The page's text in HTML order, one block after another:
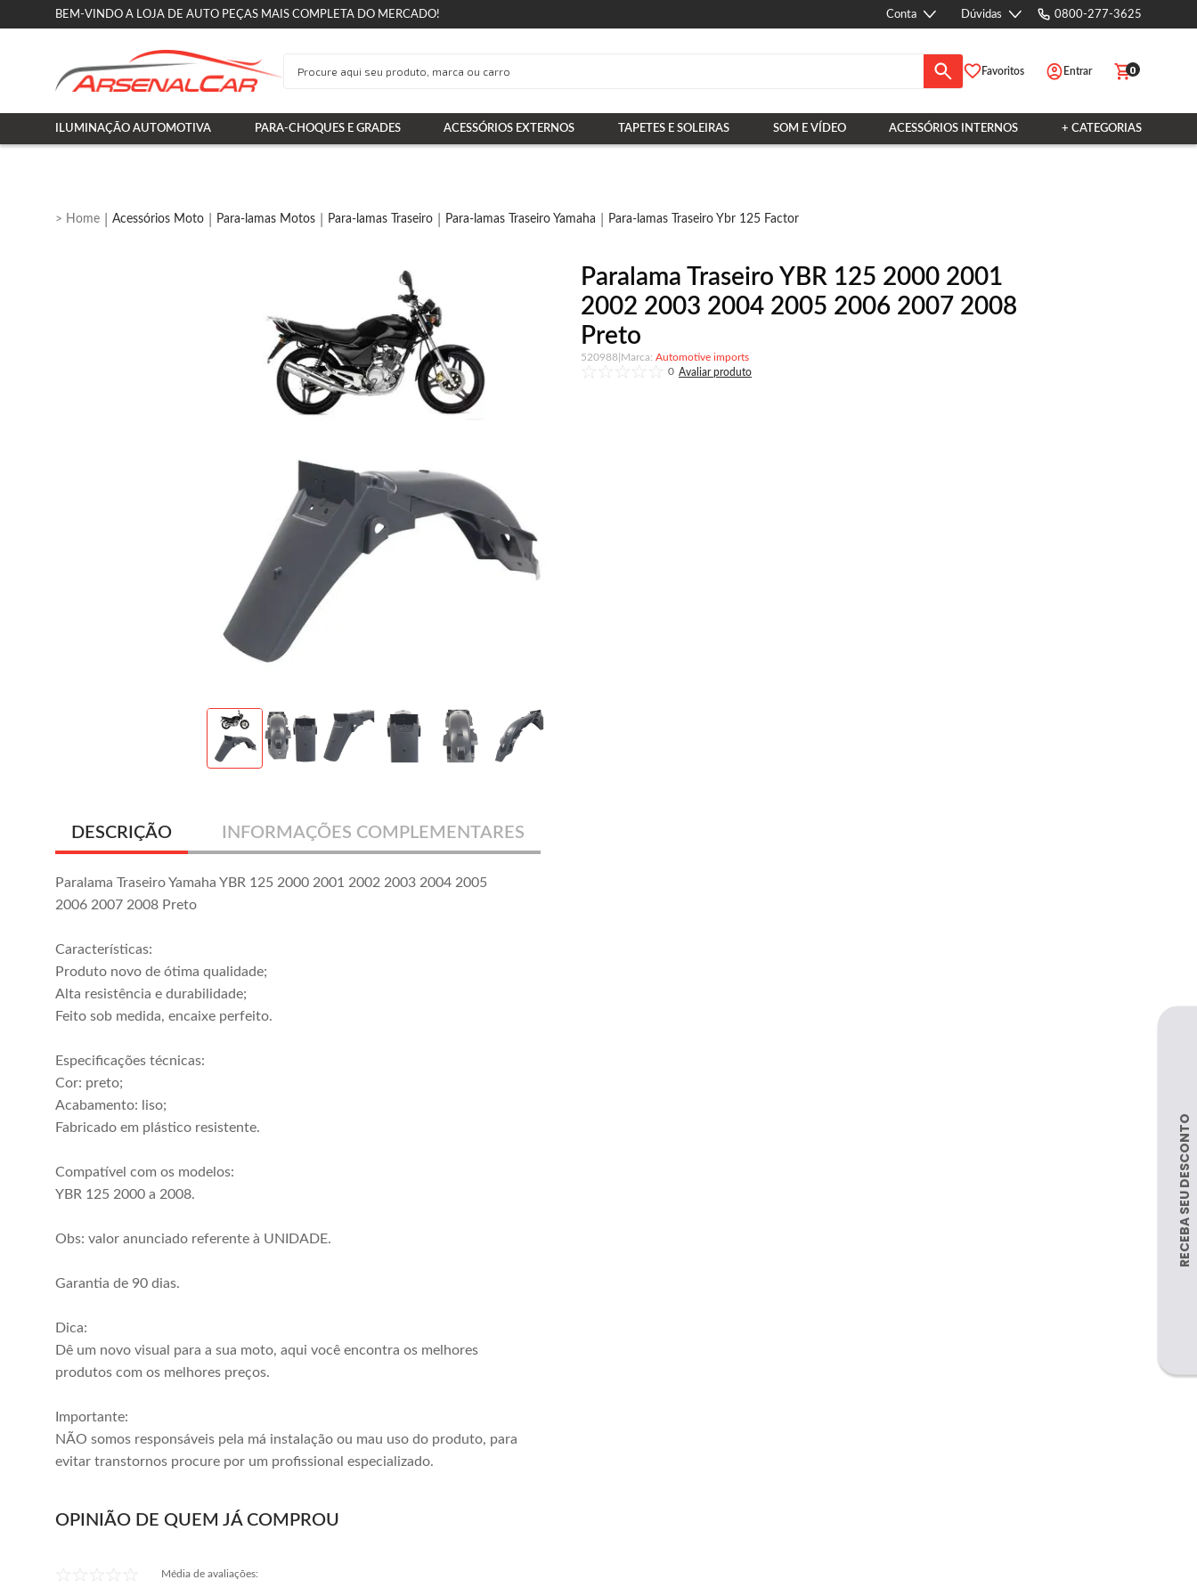
BEM-VINDO A LOJA DE AUTO PEÇAS MAIS COMPLETA DO MERCADO! Conta Dúvidas 0800-277-3625
Favoritos Entrar 0
ILUMINAÇÃO AUTOMOTIVA PARA-CHOQUES E GRADES ACESSÓRIOS EXTERNOS TAPETES E SOLEIRAS SOM E VÍDEO ACESSÓRIOS INTERNOS + CATEGORIAS
Acessórios Moto Para-lamas Motos Para-lamas Traseiro Para-lamas Traseiro Yamaha Para-lamas Traseiro Ybr 125 Factor
Paralama Traseiro YBR 125 2000 2001
2002 2003 2004 2005 2006 2007 2008
Preto
520988
Automotive imports
0
DESCRIÇÃO INFORMAÇÕES COMPLEMENTARES
Paralama Traseiro Yamaha YBR 125 2000 2001 2002 2003 2004 2005
2006 2007 2008 Preto
Características:
Produto novo de ótima qualidade;
Alta resistência e durabilidade;
Feito sob medida, encaixe perfeito.
Especificações técnicas:
Cor: preto;
Acabamento: liso;
Fabricado em plástico resistente.
Compatível com os modelos:
YBR 125 2000 a 2008.
Obs: valor anunciado referente à UNIDADE.
Garantia de 90 dias.
Dica:
Dê um novo visual para a sua moto, aqui você encontra os melhores
produtos com os melhores preços.
Importante:
NÃO somos responsáveis pela má instalação ou mau uso do produto, para
evitar transtornos procure por um profissional especializado.
OPINIÃO DE QUEM JÁ COMPROU
Média de avaliações: